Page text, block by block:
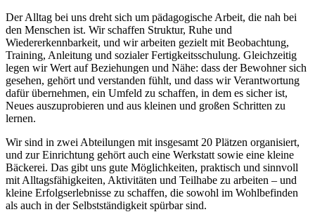
Der Alltag bei uns dreht sich um pädagogische Arbeit, die nah bei
den Menschen ist. Wir schaffen Struktur, Ruhe und
Wiedererkennbarkeit, und wir arbeiten gezielt mit Beobachtung,
Training, Anleitung und sozialer Fertigkeitsschulung. Gleichzeitig
legen wir Wert auf Beziehungen und Nähe: dass der Bewohner sich
gesehen, gehört und verstanden fühlt, und dass wir Verantwortung
dafür übernehmen, ein Umfeld zu schaffen, in dem es sicher ist,
Neues auszuprobieren und aus kleinen und großen Schritten zu
lernen.
Wir sind in zwei Abteilungen mit insgesamt 20 Plätzen organisiert,
und zur Einrichtung gehört auch eine Werkstatt sowie eine kleine
Bäckerei. Das gibt uns gute Möglichkeiten, praktisch und sinnvoll
mit Alltagsfähigkeiten, Aktivitäten und Teilhabe zu arbeiten – und
kleine Erfolgserlebnisse zu schaffen, die sowohl im Wohlbefinden
als auch in der Selbstständigkeit spürbar sind.